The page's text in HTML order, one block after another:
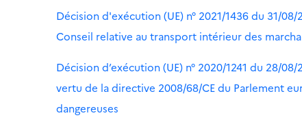
Décision d'exécution (UE) n° 2021/1436 du 31/
Conseil relative au transport intérieur des
Décision d’exécution (UE) n° 2020/1241 du 28/
vertu de la directive 2008/68/CE du Parlement
dangereuses